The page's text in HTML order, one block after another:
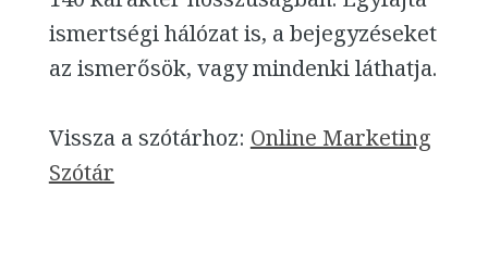
ismertségi hálózat is, a bejegyzéseket
az ismerősök, vagy mindenki láthatja.
Vissza a szótárhoz: Online Marketing
Szótár